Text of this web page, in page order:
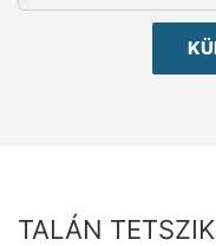
TALÁN